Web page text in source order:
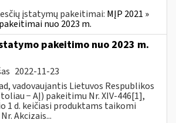
įstatymų pakeitimai: MĮP 2021 »
nuo 2023 m.
pakeitimo nuo 2023 m.
2022-11-23
vadovaujantis Lietuvos Respublikos
− AĮ) pakeitimu Nr. XIV-446[1],
1 d. keičiasi produktams taikomi
Akcizais...